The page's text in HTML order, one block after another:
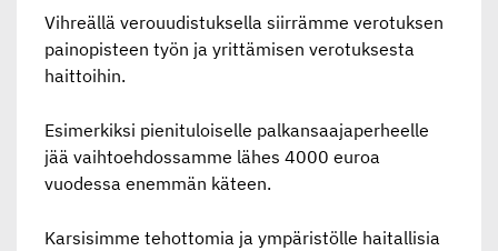
Vihreällä verouudistuksella siirrämme verotuksen
painopisteen työn ja yrittämisen verotuksesta
haittoihin.
Esimerkiksi pienituloiselle palkansaajaperheelle
jää vaihtoehdossamme lähes 4000 euroa
vuodessa enemmän käteen.
Karsisimme tehottomia ja ympäristölle haitallisia